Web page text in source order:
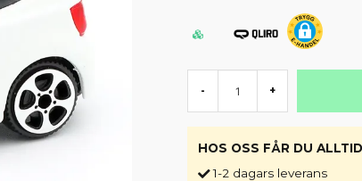
- +
HOS OSS FÅR DU ALLTID
1-2 dagars leverans